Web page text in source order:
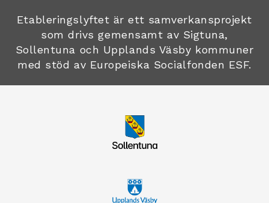
Etableringslyftet är ett samverkansprojekt
som drivs gemensamt av Sigtuna,
Sollentuna och Upplands Väsby kommuner
med stöd av Europeiska Socialfonden ESF.